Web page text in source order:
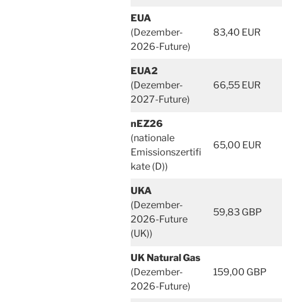
EUA
(Dezember-
2026-Future)
83,40 EUR
EUA2
(Dezember-
2027-Future)
66,55 EUR
nEZ26
(nationale
Emissionszertifi
kate (D))
65,00 EUR
UKA
(Dezember-
2026-Future
(UK))
59,83 GBP
UK Natural Gas
(Dezember-
2026-Future)
159,00 GBP